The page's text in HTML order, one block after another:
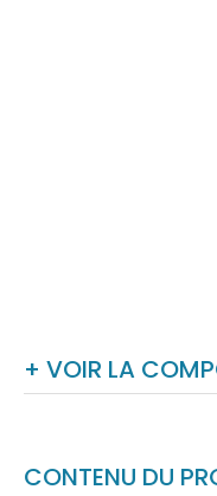
+ VOIR LA
CONTENU DU